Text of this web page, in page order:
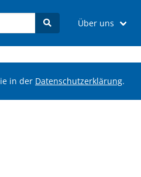
Über uns
in der Datenschutzerklärung.